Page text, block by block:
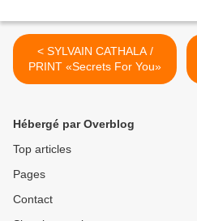
< SYLVAIN CATHALA /
PRINT «Secrets For You»
Hébergé par Overblog
Top articles
Pages
Contact